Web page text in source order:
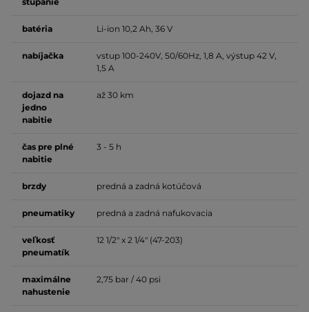
batéria Li-ion 10,2 Ah, 36 V
nabíjačka
vstup 100-240V, 50/60Hz, 1,8 A, výstup 42 V,
1,5 A
dojazd na
jedno
nabitie
až 30 km
čas pre plné
nabitie
3 - 5 h
brzdy predná a zadná kotúčová
pneumatiky predná a zadná nafukovacia
veľkosť
pneumatík
12 1/2" x 2 1/4" (47-203)
maximálne
nahustenie
2,75 bar / 40 psi